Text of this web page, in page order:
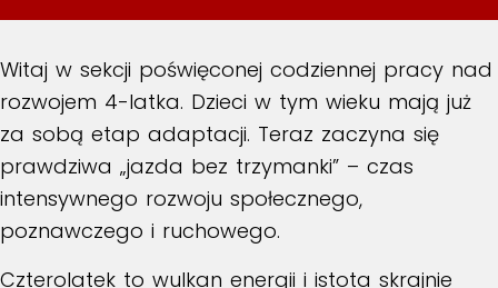
Witaj w sekcji poświęconej codziennej pracy nad
rozwojem 4-latka. Dzieci w tym wieku mają już
za sobą etap adaptacji. Teraz zaczyna się
prawdziwa „jazda bez trzymanki” – czas
intensywnego rozwoju społecznego,
poznawczego i ruchowego.
Czterolatek to wulkan energii i istota skrajnie